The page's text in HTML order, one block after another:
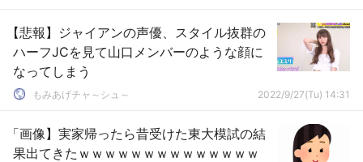
【悲報】ジャイアンの声優、スタイル抜群の
ハーフJCを見て山口メンバーのような顔に
なってしまう
もみあげチャ～シュ～ 2022/9/27(Tu) 14:31
「画像】実家帰ったら昔受けた東大模試の結
果出てきたｗｗｗｗｗｗｗｗｗｗｗｗｗｗ